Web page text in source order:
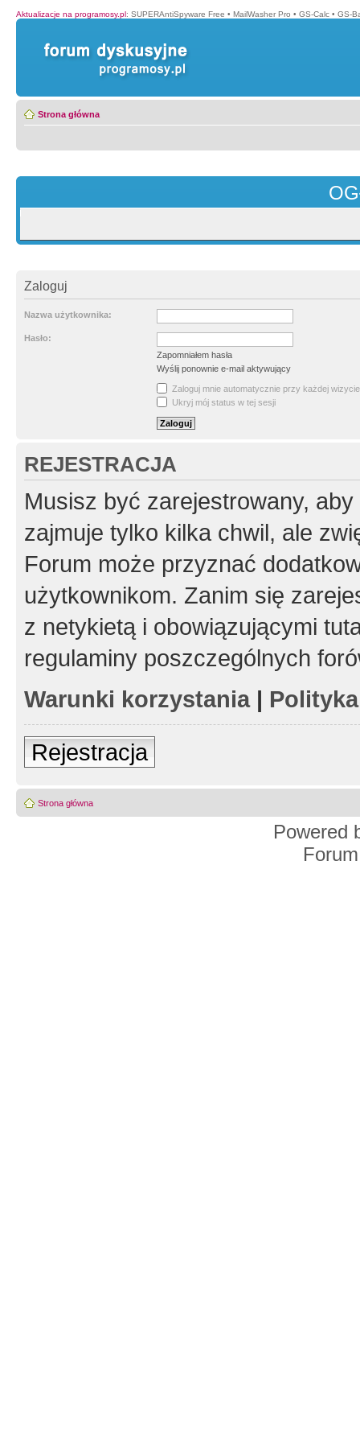
Aktualizacje na programosy.pl: SUPERAntiSpyware Free • MailWasher Pro • GS-Calc • GS-
Strona główna
Zaloguj
Nazwa użytkownika:
Hasło:
Zapomniałem hasła
Wyślij ponownie e-mail aktywujący
Zaloguj mnie automatycznie przy każdej wizycie
Ukryj mój status w tej sesji
REJESTRACJA
Musisz być zarejestrowany,
zajmuje tylko kilka chwil, ale
Forum może przyznać
użytkownikom. Zanim się
z netykietą i obowiązującymi
regulaminy poszczególnych
Warunki korzystania|
Rejestracja
Strona główna
Powered